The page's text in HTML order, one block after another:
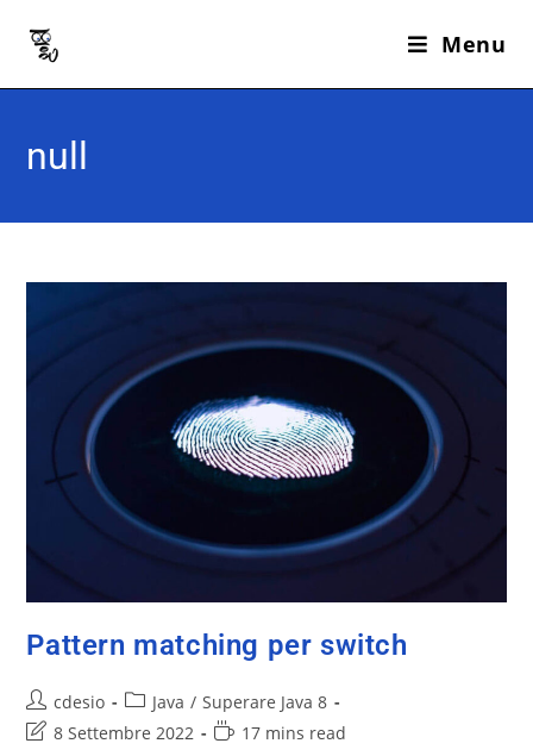
Menu
null
Pattern matching per switch
cdesio Java / Superare Java 8
8 Settembre 2022
17 mins read